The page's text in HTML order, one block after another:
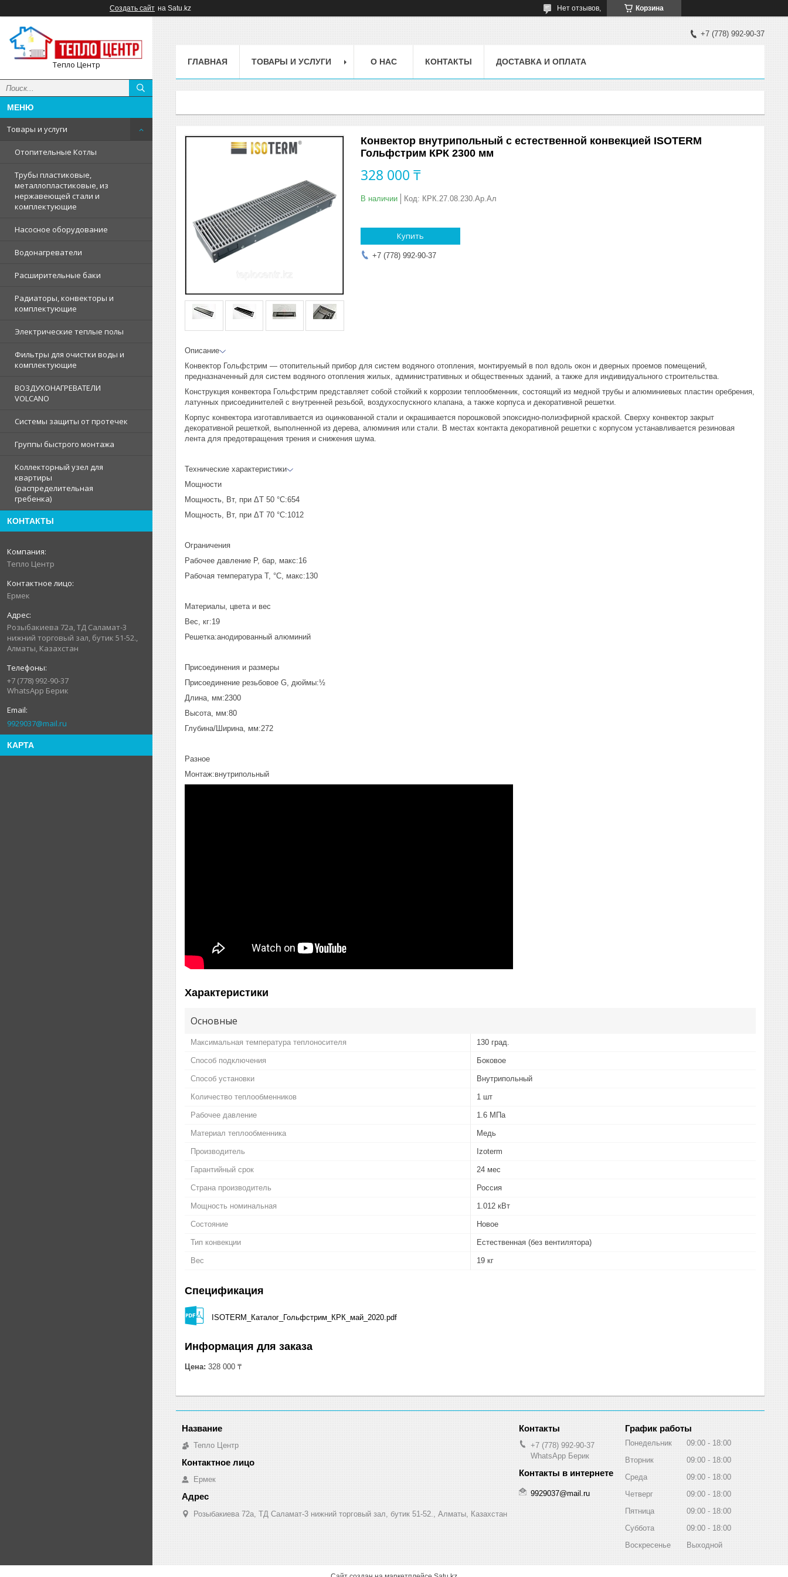
Создать сайт на Satu.kz Корзина
Нет отзывов,
Тепло Центр
Товары и услуги
Отопительные Котлы
Трубы пластиковые,
металлопластиковые, из
нержавеющей стали и
комплектующие
Насосное оборудование
Водонагреватели
Расширительные баки
Радиаторы, конвекторы и
комплектующие
Электрические теплые полы
Фильтры для очистки воды и
комплектующие
ВОЗДУХОНАГРЕВАТЕЛИ
VOLCANO
Системы защиты от протечек
Группы быстрого монтажа
Коллекторный узел для
квартиры
(распределительная
гребенка)
КОНТАКТЫ
Тепло Центр
Ермек
Розыбакиева 72а, ТД Саламат-3
нижний торговый зал, бутик 51-52.,
Алматы, Казахстан
+7 (778) 992-90-37
WhatsApp Берик
9929037@mail.ru
КАРТА
+7 (778) 992-90-37
ГЛАВНАЯ ТОВАРЫ И УСЛУГИ О НАС КОНТАКТЫ ДОСТАВКА И ОПЛАТА
Конвектор внутрипольный с естественной конвекцией ISOTERM
Гольфстрим КРК 2300 мм
328 000 ₸
В наличии Код: КРК.27.08.230.Ар.Ал
Купить
+7 (778) 992-90-37
Описание
Конвектор Гольфстрим — отопительный прибор для систем водяного отопления, монтируемый в пол вдоль окон и дверных проемов помещений,
предназначенный для систем водяного отопления жилых, административных и общественных зданий, а также для индивидуального строительства.
Конструкция конвектора Гольфстрим представляет собой стойкий к коррозии теплообменник, состоящий из медной трубы и алюминиевых пластин оребрения,
латунных присоединителей с внутренней резьбой, воздухоспускного клапана, а также корпуса и декоративной решетки.
Корпус конвектора изготавливается из оцинкованной стали и окрашивается порошковой эпоксидно-полиэфирной краской. Сверху конвектор закрыт
декоративной решеткой, выполненной из дерева, алюминия или стали. В местах контакта декоративной решетки с корпусом устанавливается резиновая
лента для предотвращения трения и снижения шума.
Технические характеристики
Мощности
Мощность, Вт, при ΔT 50 °С:654
Мощность, Вт, при ΔT 70 °С:1012
Ограничения
Рабочее давление P, бар, макс:16
Рабочая температура T, °C, макс:130
Материалы, цвета и вес
Вес, кг:19
Решетка:анодированный алюминий
Присоединения и размеры
Присоединение резьбовое G, дюймы:½
Длина, мм:2300
Высота, мм:80
Глубина/Ширина, мм:272
Разное
Монтаж:внутрипольный
Характеристики
Основные
Максимальная температура теплоносителя 130 град.
Способ подключения Боковое
Способ установки Внутрипольный
Количество теплообменников 1 шт
Рабочее давление 1.6 МПа
Материал теплообменника Медь
Производитель Izoterm
Гарантийный срок 24 мес
Страна производитель Россия
Мощность номинальная 1.012 кВт
Состояние Новое
Тип конвекции Естественная (без вентилятора)
Вес 19 кг
Спецификация
ISOTERM_Каталог_Гольфстрим_КРК_май_2020.pdf
Информация для заказа
Цена: 328 000 ₸
Тепло Центр
Ермек
Розыбакиева 72а, ТД Саламат-3 нижний торговый зал, бутик 51-52., Алматы, Казахстан
+7 (778) 992-90-37
WhatsApp Берик
9929037@mail.ru
График работы
Понедельник 09:00
18:00
Вторник
09:00
18:00
Среда
09:00
18:00
Четверг
09:00
18:00
Пятница
09:00
18:00
Суббота
09:00
18:00
Воскресенье
Выходной